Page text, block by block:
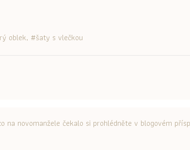
oblek šaty s vlečkou
novomanžele čekalo si prohlédněte v blogovém